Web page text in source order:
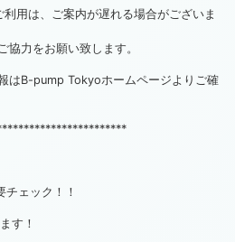
用は、ご案内が遅れる場合がございま
協力をお願い致します。
はB-pump Tokyoホームページよりご確
ェック！！
す！